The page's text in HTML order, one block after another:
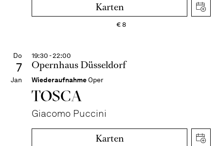
Karten
€8
Do
7
Jan
19:30 - 22:00
Opernhaus Düsseldorf
WiederaufnahmeOper
TOSCA
Giacomo Puccini
Karten